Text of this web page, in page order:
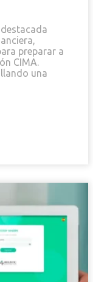
preparar a
CIMA.
una